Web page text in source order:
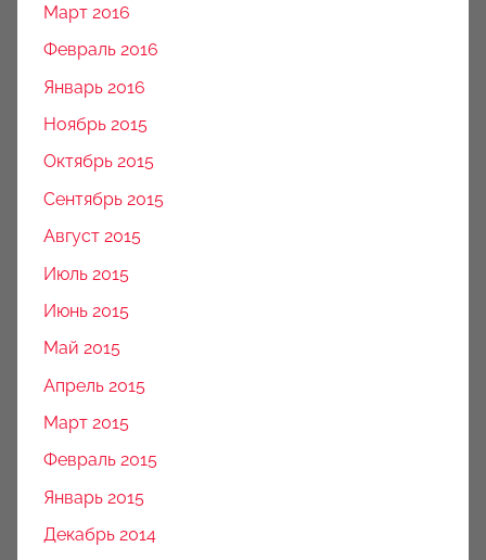
Март 2016
Февраль 2016
Январь 2016
Ноябрь 2015
Октябрь 2015
Сентябрь 2015
Август 2015
Июль 2015
Июнь 2015
Май 2015
Апрель 2015
Март 2015
Февраль 2015
Январь 2015
Декабрь 2014